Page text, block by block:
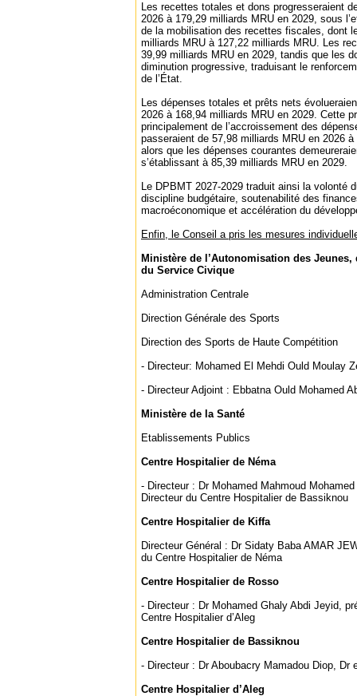
Les recettes totales et dons progresseraient
2026 à 179,29 milliards MRU en 2029, sous
de la mobilisation des recettes fiscales, dont
milliards MRU à 127,22 milliards MRU. Les
39,99 milliards MRU en 2029, tandis que les
diminution progressive, traduisant le
de l’État.
Les dépenses totales et prêts nets
2026 à 168,94 milliards MRU en 2029. Cette
principalement de l’accroissement des
passeraient de 57,98 milliards MRU en 2026
alors que les dépenses courantes
s’établissant à 85,39 milliards MRU en 2029.
Le DPBMT 2027-2029 traduit ainsi la volonté
discipline budgétaire, soutenabilité des
macroéconomique et accélération du
Enfin, le Conseil a pris les mesures
Ministère de l’Autonomisation des
du Service Civique
Administration Centrale
Direction Générale des Sports
Direction des Sports de Haute Compétition
‐ Directeur: Mohamed El Mehdi Ould Moulay
‐ Directeur Adjoint : Ebbatna Ould Mohamed
Ministère de la Santé
Etablissements Publics
Centre Hospitalier de Néma
‐ Directeur : Dr Mohamed Mahmoud
Directeur du Centre Hospitalier de Bassiknou
Centre Hospitalier de Kiffa
Directeur Général : Dr Sidaty Baba AMAR
du Centre Hospitalier de Néma
Centre Hospitalier de Rosso
‐ Directeur : Dr Mohamed Ghaly Abdi Jeyid,
Centre Hospitalier d’Aleg
Centre Hospitalier de Bassiknou
‐ Directeur : Dr Aboubacry Mamadou Diop, Dr
Centre Hospitalier d’Aleg